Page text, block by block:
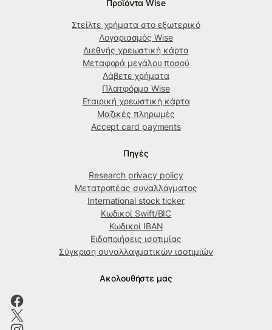
Προϊόντα Wise
Στείλτε χρήματα στο εξωτερικό
Λογαριασμός Wise
Διεθνής χρεωστική κάρτα
Μεταφορά μεγάλου ποσού
Λάβετε χρήματα
Πλατφόρμα Wise
Εταιρική χρεωστική κάρτα
Μαζικές πληρωμές
Accept card payments
Πηγές
Research privacy policy
Μετατροπέας συναλλάγματος
International stock ticker
Κωδικοί Swift/BIC
Κωδικοί IBAN
Ειδοποιήσεις ισοτιμίας
Σύγκριση συναλλαγματικών ισοτιμιών
Ακολουθήστε μας